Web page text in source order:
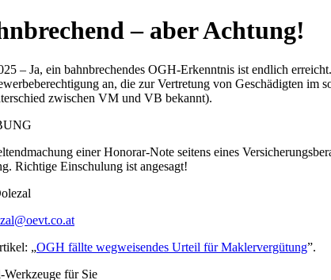
– aber Achtung!
– Ja, ein bahnbrechendes OGH-Erkenntnis ist endlich
an, die zur Vertretung von Geschädigten im
zwischen VM und VB bekannt).
einer Honorar-Note seitens eines
Richtige Einschulung ist angesagt!
„OGH fällte wegweisendes Urteil für Maklervergütung”.
für Sie